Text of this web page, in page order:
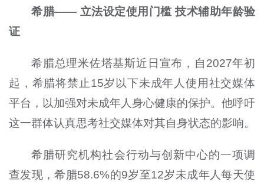
希腊—— 立法设定使用门槛 技术辅助年龄验
证
希腊总理米佐塔基斯近日宣布，自2027年初
起，希腊将禁止15岁以下未成年人使用社交媒体
平台，以加强对未成年人身心健康的保护。他呼吁
这一群体认真思考社交媒体对其自身状态的影响。
希腊研究机构社会行动与创新中心的一项调
查发现，希腊58.6%的9岁至12岁未成年人每天使